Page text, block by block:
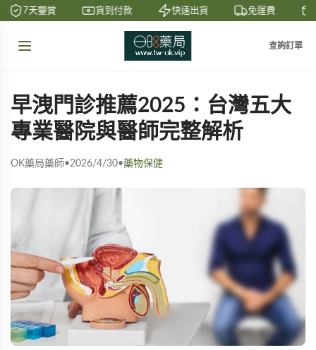
7天鑒賞 貨到付款 快速出貨 免運費
查詢訂單
早洩門診推薦2025：台灣五大
專業醫院與醫師完整解析
OK藥局藥師•2026/4/30•藥物保健